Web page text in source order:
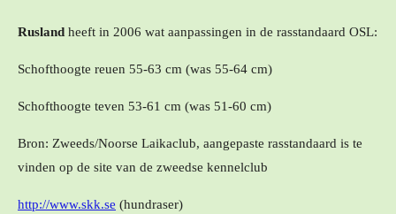
Rusland heeft in 2006 wat aanpassingen in de rasstandaard OSL:
Schofthoogte reuen 55-63 cm (was 55-64 cm)
Schofthoogte teven 53-61 cm (was 51-60 cm)
Bron: Zweeds/Noorse Laikaclub, aangepaste rasstandaard is te
vinden op de site van de zweedse kennelclub
http://www.skk.se (hundraser)